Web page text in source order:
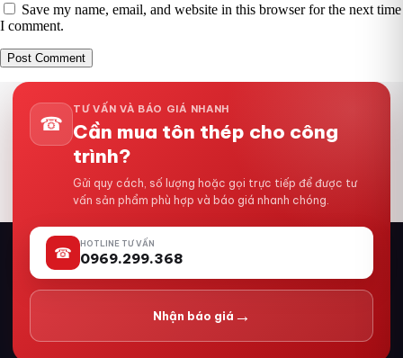
Save my name, email, and website in this browser for the next time
I comment.
☎
TƯ VẤN VÀ BÁO GIÁ NHANH
Cần mua tôn thép cho công
trình?
Gửi quy cách, số lượng hoặc gọi trực tiếp để được tư
vấn sản phẩm phù hợp và báo giá nhanh chóng.
☎
HOTLINE TƯ VẤN
0969.299.368
Nhận báo giá →